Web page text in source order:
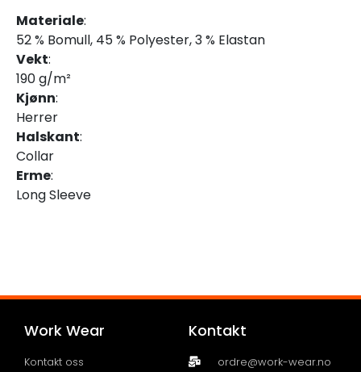
Materiale:
52 % Bomull, 45 % Polyester, 3 % Elastan
Vekt:
190 g/m²
Kjønn:
Herrer
Halskant:
Collar
Erme:
Long Sleeve
Work Wear
Kontakt oss
Kontakt
ordre@work-wear.no